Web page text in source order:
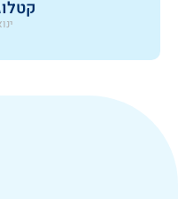
ינואר